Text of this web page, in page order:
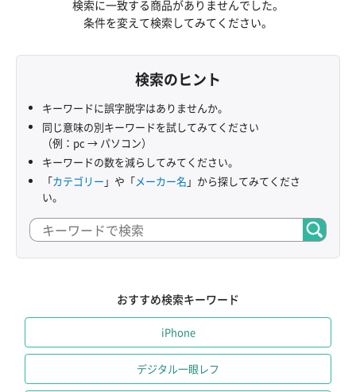
検索に一致する商品がありませんでした。
条件を変えて検索してみてください。
検索のヒント
キーワードに誤字脱字はありませんか。
同じ意味の別キーワードを試してみてください
（例：pc → パソコン）
キーワードの数を減らしてみてください。
「カテゴリー 」や「メーカー名 」から探してみてくださ
い。
おすすめ検索キーワード
iPhone
デジタル一眼レフ